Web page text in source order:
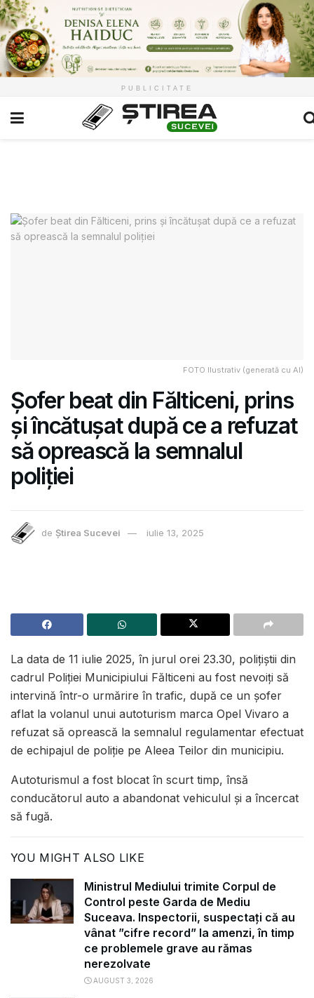
PUBLICITATE
FOTO Ilustrativ (generată cu AI)
Șofer beat din Fălticeni, prins
și încătușat după ce a refuzat
să oprească la semnalul
poliției
de Știrea Sucevei iulie 13, 2025
La data de 11 iulie 2025, în jurul orei 23.30, polițiștii din
cadrul Poliției Municipiului Fălticeni au fost nevoiți să
intervină într-o urmărire în trafic, după ce un șofer
aflat la volanul unui autoturism marca Opel Vivaro a
refuzat să oprească la semnalul regulamentar efectuat
de echipajul de poliție pe Aleea Teilor din municipiu.
Autoturismul a fost blocat în scurt timp, însă
conducătorul auto a abandonat vehiculul și a încercat
să fugă.
YOU MIGHT ALSO LIKE
Ministrul Mediului trimite Corpul de
Control peste Garda de Mediu
Suceava. Inspectorii, suspectați că au
vânat ”cifre record” la amenzi, în timp
ce problemele grave au rămas
nerezolvate
AUGUST 3, 2026